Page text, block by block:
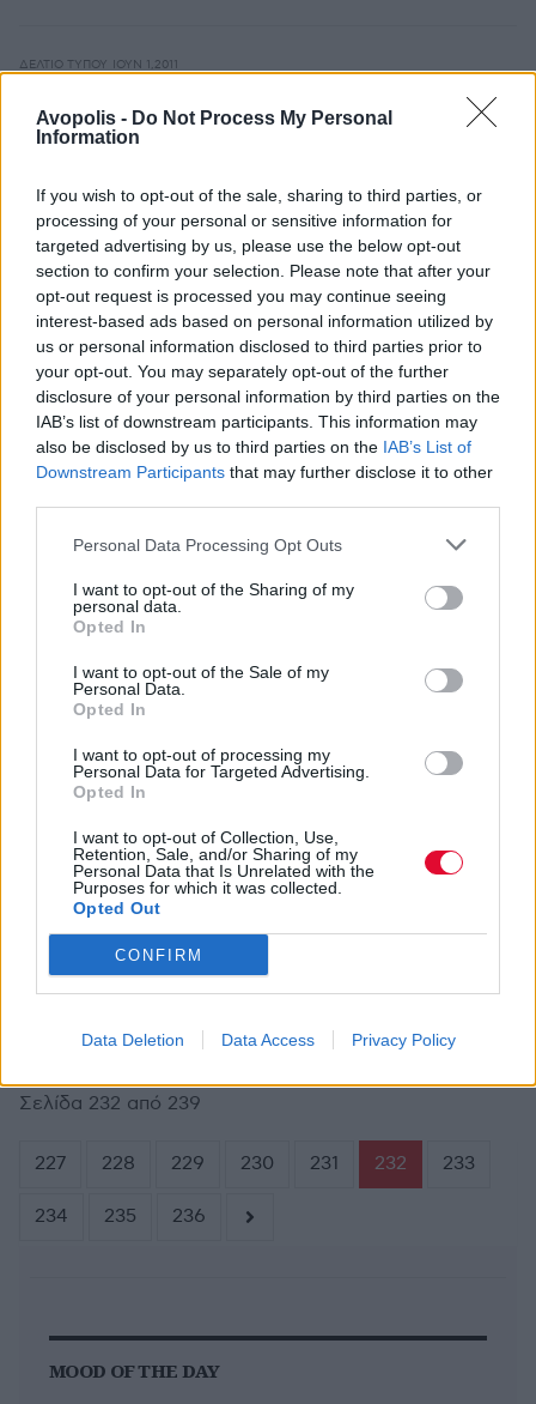
Avopolis - Do Not Process My Personal
Information
If you wish to opt-out of the sale, sharing to third parties, or
processing of your personal or sensitive information for
targeted advertising by us, please use the below opt-out
section to confirm your selection. Please note that after your
opt-out request is processed you may continue seeing
interest-based ads based on personal information utilized by
us or personal information disclosed to third parties prior to
your opt-out. You may separately opt-out of the further
disclosure of your personal information by third parties on the
IAB’s list of downstream participants. This information may
also be disclosed by us to third parties on the IAB’s List of
Downstream Participants that may further disclose it to other
Personal Data Processing Opt Outs
I want to opt-out of the Sharing of my
personal data.
Opted In
I want to opt-out of the Sale of my
Personal Data.
Opted In
I want to opt-out of processing my
Personal Data for Targeted Advertising.
Opted In
I want to opt-out of Collection, Use,
Retention, Sale, and/or Sharing of my
Personal Data that Is Unrelated with the
Purposes for which it was collected.
Opted Out
CONFIRM
Data Deletion Data Access Privacy Policy
ΔΕΛΤΊΟ ΤΎΠΟΥ ΙΟΥΝ 1,2011
προστεθούν στο line up του Ejekt
Δ.Τ. ΜΆΙ 31,2011
Αλλαγή χώρου διεξαγωγής συναυλίας των
Thirty Seconds to Mars
Αναβολή της συναυλίας των ORB
Το Wave-Gotik-Treffen γιορτάζει τα 20 χρόνια
του στη Λειψία
Οι Rοxette στην Αθήνα αυτή την Παρασκευή,
27 Μαΐου στο TerraVibe
ΔΕΛΤΊΟ ΤΎΠΟΥ ΜΆΙ 23,2011
Το ελληνικό support act των Thirty Seconds
Σελίδα 232 από 239
227 228 229 230 231 232 233
234 235 236
MOOD OF THE DAY